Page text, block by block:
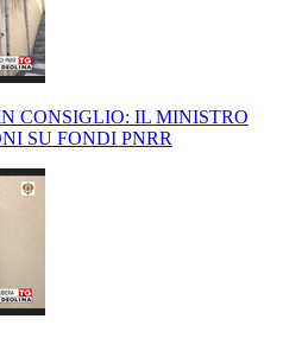
CONSIGLIO: IL MINISTRO
SU FONDI PNRR